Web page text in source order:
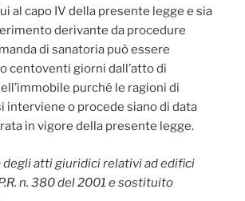
al capo IV della presente legge e sia
derivante da procedure
di sanatoria può essere
centoventi giorni dall’atto di
purché le ragioni di
interviene o procede siano di data
in vigore della presente legge.
degli atti giuridici relativi ad edifici
n. 380 del 2001 e sostituito